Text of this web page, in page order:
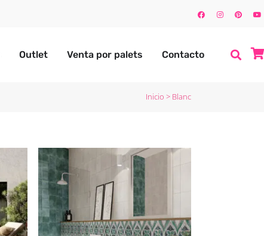
Outlet Venta por palets Contacto
Inicio > Blanc